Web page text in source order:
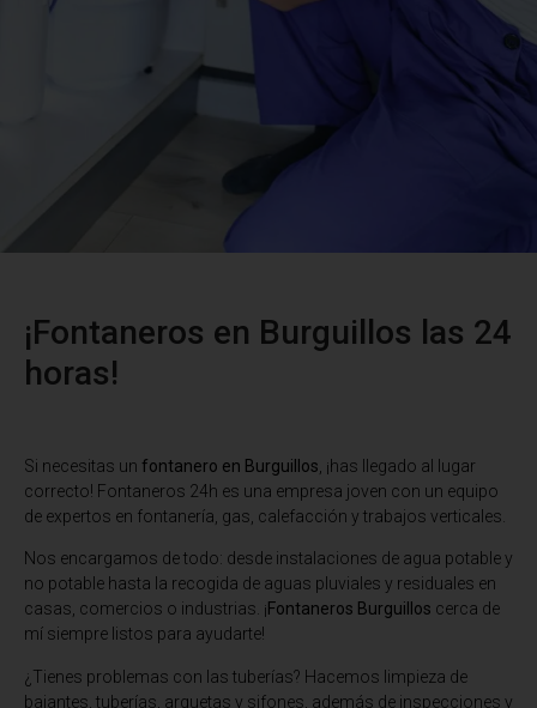
¡Fontaneros en Burguillos las 24
horas!
Si necesitas un fontanero en Burguillos , ¡has llegado al lugar
correcto! Fontaneros 24h es una empresa joven con un equipo
de expertos en fontanería, gas, calefacción y trabajos verticales.
Nos encargamos de todo: desde instalaciones de agua potable y
no potable hasta la recogida de aguas pluviales y residuales en
casas, comercios o industrias. ¡Fontaneros Burguillos cerca de
mí siempre listos para ayudarte!
¿Tienes problemas con las tuberías? Hacemos limpieza de
bajantes, tuberías, arquetas y sifones, además de inspecciones y